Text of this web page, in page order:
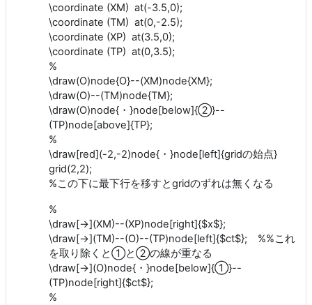
\coordinate (XM) at(-3.5,0);
\coordinate (TM) at(0,-2.5);
\coordinate (XP) at(3.5,0);
\coordinate (TP) at(0,3.5);
%
\draw(O)node{O}--(XM)node{XM};
\draw(O)--(TM)node{TM};
\draw(O)node{・}node[below]{②}--
(TP)node[above]{TP};
%
\draw[red](-2,-2)node{・}node[left]{gridの始点}
grid(2,2);
%この下に最下行を移すとgridのずれは無くなる
%
\draw[->](XM)--(XP)node[right]{$x$};
\draw[->](TM)--(O)--(TP)node[left]{$ct$}; %%これ
を取り除くと①と②の線が重なる
\draw[->](O)node{・}node[below]{①}--
(TP)node[right]{$ct$};
%